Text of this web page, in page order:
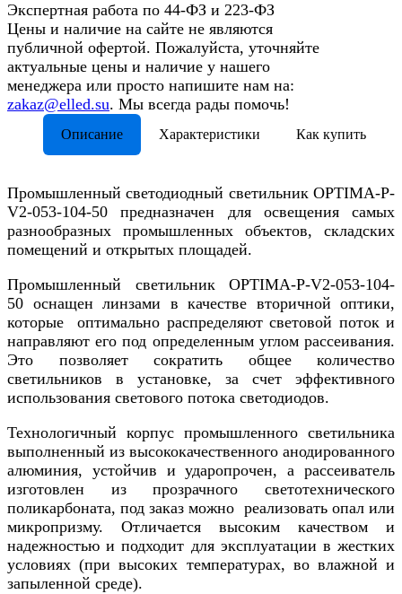
Экспертная работа по 44-ФЗ и 223-ФЗ
Цены и наличие на сайте не являются
публичной офертой. Пожалуйста, уточняйте
актуальные цены и наличие у нашего
менеджера или просто напишите нам на:
zakaz@elled.su. Мы всегда рады помочь!
Описание Характеристики Как купить
Промышленный светодиодный светильник OPTIMA-P-
V2-053-104-50 предназначен для освещения самых
разнообразных промышленных объектов, складских
помещений и открытых площадей.
Промышленный светильник OPTIMA-P-V2-053-104-
50 оснащен линзами в качестве вторичной оптики,
которые оптимально распределяют световой поток и
направляют его под определенным углом рассеивания.
Это позволяет сократить общее количество
светильников в установке, за счет эффективного
использования светового потока светодиодов.
Технологичный корпус промышленного светильника
выполненный из высококачественного анодированного
алюминия, устойчив и ударопрочен, а рассеиватель
изготовлен из прозрачного светотехнического
поликарбоната, под заказ можно реализовать опал или
микропризму. Отличается высоким качеством и
надежностью и подходит для эксплуатации в жестких
условиях (при высоких температурах, во влажной и
запыленной среде).